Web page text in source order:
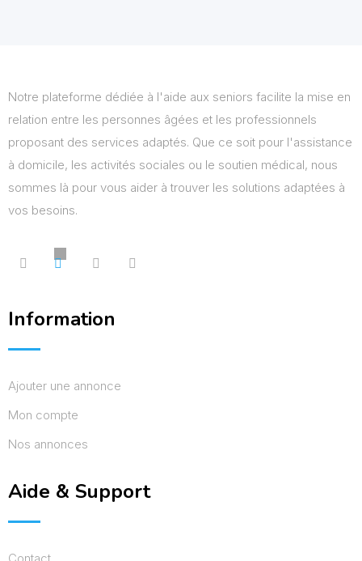
Notre plateforme dédiée à l'aide aux seniors facilite la mise en
relation entre les personnes âgées et les professionnels
proposant des services adaptés. Que ce soit pour l'assistance
à domicile, les activités sociales ou le soutien médical, nous
sommes là pour vous aider à trouver les solutions adaptées à
vos besoins.
Information
Ajouter une annonce
Mon compte
Nos annonces
Aide & Support
Contact